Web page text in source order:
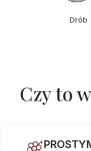
Drób
Czy to